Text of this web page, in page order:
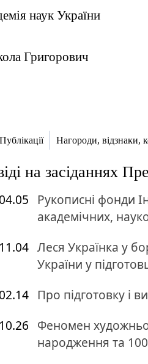
наук України
Григорович
Публікації Нагороди, відзнаки,
на засіданнях
Рукописні фонди
академічних,
Леся Українка у
України у
Про підготовку і
Феномен
народження та